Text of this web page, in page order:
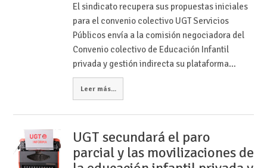
El sindicato recupera sus propuestas iniciales
para el convenio colectivo UGT Servicios
Públicos envía a la comisión negociadora del
Convenio colectivo de Educación Infantil
privada y gestión indirecta su plataforma…
Leer más...
UGT secundará el paro
parcial y las movilizaciones de